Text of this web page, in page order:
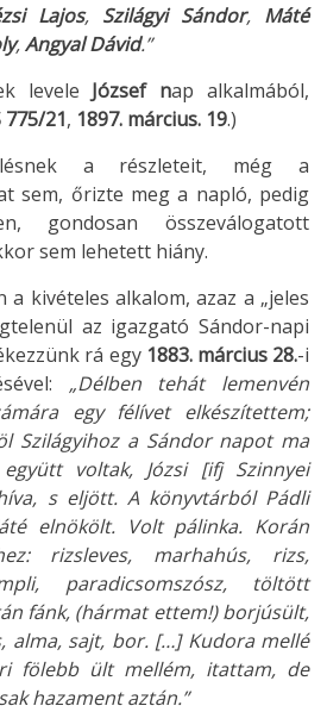
Lajos, Szilágyi Sándor, Máté
,Angyal Dávid.”
levele József nap alkalmából,
775/21, 1897. március. 19.)
a részleteit, még a
sem, őrizte meg a napló, pedig
gondosan összeválogatott
sem lehetett hiány.
kivételes alkalom, azaz a „jeles
az igazgató Sándor-napi
rá egy 1883. március 28.-i
„Délben tehát lemenvén
egy félívet elkészítettem;
Szilágyihoz a Sándor napot ma
voltak, Józsi [ifj Szinnyei
s eljött. A könyvtárból Pádli
elnökölt. Volt pálinka. Korán
rizsleves, marhahús, rizs,
paradicsomszósz, töltött
fánk, (hármat ettem!) borjúsült,
alma, sajt, bor. […] Kudora mellé
fölebb ült mellém, itattam, de
hazament aztán.”